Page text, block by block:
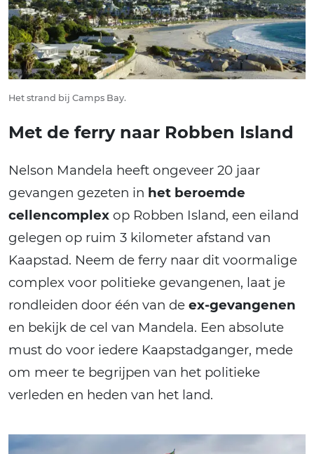
Het strand bij Camps Bay.
Met de ferry naar Robben Island
Nelson Mandela heeft ongeveer 20 jaar
gevangen gezeten in het beroemde
cellencomplex op Robben Island, een eiland
gelegen op ruim 3 kilometer afstand van
Kaapstad. Neem de ferry naar dit voormalige
complex voor politieke gevangenen, laat je
rondleiden door één van de ex-gevangenen
en bekijk de cel van Mandela. Een absolute
must do voor iedere Kaapstadganger, mede
om meer te begrijpen van het politieke
verleden en heden van het land.